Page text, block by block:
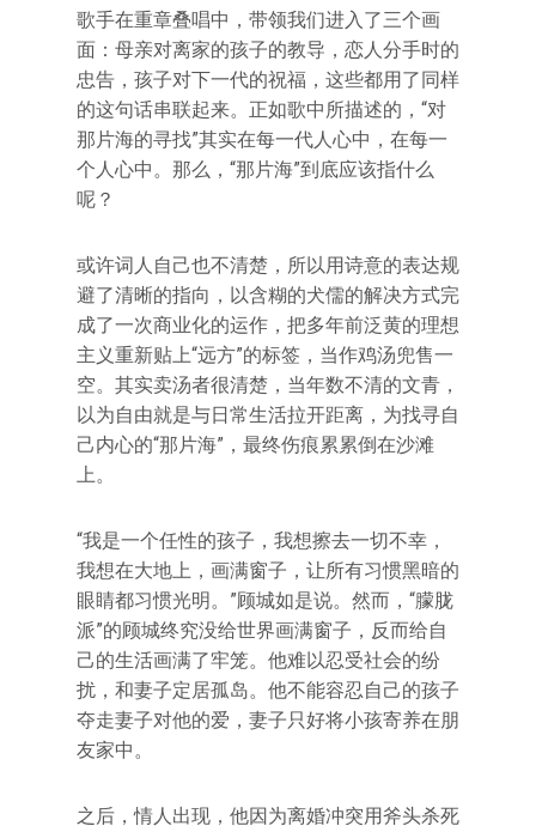
歌手在重章叠唱中，带领我们进入了三个画
面：母亲对离家的孩子的教导，恋人分手时的
忠告，孩子对下一代的祝福，这些都用了同样
的这句话串联起来。正如歌中所描述的，“对
那片海的寻找”其实在每一代人心中，在每一
个人心中。那么，“那片海”到底应该指什么
呢？
或许词人自己也不清楚，所以用诗意的表达规
避了清晰的指向，以含糊的犬儒的解决方式完
成了一次商业化的运作，把多年前泛黄的理想
主义重新贴上“远方”的标签，当作鸡汤兜售一
空。其实卖汤者很清楚，当年数不清的文青，
以为自由就是与日常生活拉开距离，为找寻自
己内心的“那片海”，最终伤痕累累倒在沙滩
上。
“我是一个任性的孩子，我想擦去一切不幸，
我想在大地上，画满窗子，让所有习惯黑暗的
眼睛都习惯光明。”顾城如是说。然而，“朦胧
派”的顾城终究没给世界画满窗子，反而给自
己的生活画满了牢笼。他难以忍受社会的纷
扰，和妻子定居孤岛。他不能容忍自己的孩子
夺走妻子对他的爱，妻子只好将小孩寄养在朋
友家中。
之后，情人出现，他因为离婚冲突用斧头杀死